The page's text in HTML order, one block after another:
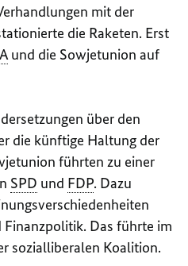
mit der
die Raketen. Erst
und die Sowjetunion auf
über den
die künftige Haltung der
führten zu einer
SPD und FDP. Dazu
Das führte im
sozialliberalen Koalition.